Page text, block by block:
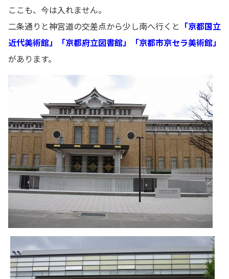
ここも、今は入れません。
二条通りと神宮道の交差点から少し南へ行くと 「京都国立
近代美術館」「京都府立図書館」「京都市京セラ美術館」
があります。